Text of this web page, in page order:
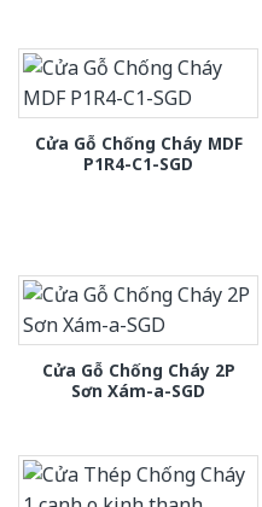
Cửa Gỗ Chống Cháy MDF
P1R4-C1-SGD
Cửa Gỗ Chống Cháy 2P
Sơn Xám-a-SGD